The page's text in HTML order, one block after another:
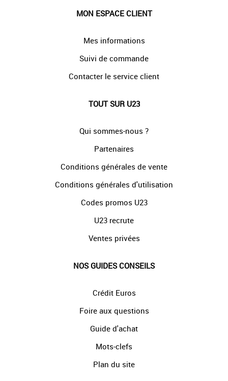
MON ESPACE CLIENT
Mes informations
Suivi de commande
Contacter le service client
TOUT SUR U23
Qui sommes-nous ?
Partenaires
Conditions générales de vente
Conditions générales d'utilisation
Codes promos U23
U23 recrute
Ventes privées
NOS GUIDES CONSEILS
Crédit Euros
Foire aux questions
Guide d'achat
Mots-clefs
Plan du site